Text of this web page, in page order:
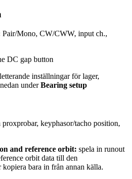
Pair/Mono, CW/CWW, input ch.,
DC gap button
inställningar för lager,
underBearing setup
keyphasor/tacho position,
and reference orbit: spela in runout
orbit data till den
kopiera bara in från annan källa.